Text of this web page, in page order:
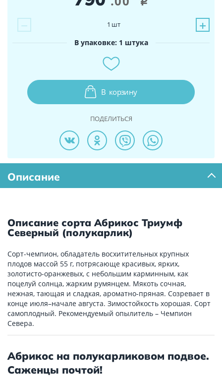
− +
1 шт
В упаковке: 1 штука
В корзину
ПОДЕЛИТЬСЯ
Описание
Описание сорта Абрикос Триумф
Северный (полукарлик)
Сорт-чемпион, обладатель восхитительных крупных
плодов массой 55 г, потрясающе красивых, ярких,
золотисто-оранжевых, с небольшим карминным, как
поцелуй солнца, жарким румянцем. Мякоть сочная,
нежная, тающая и сладкая, ароматно-пряная. Созревает в
конце июля–начале августа. Зимостойкость хорошая. Сорт
самоплодный. Рекомендуемый опылитель – Чемпион
Севера.
Абрикос на полукарликовом подвое.
Саженцы почтой!